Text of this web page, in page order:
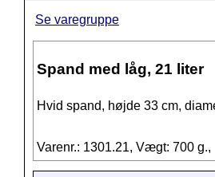
Se varegruppe
Spand med låg, 21 liter
Hvid spand, højde 33 cm,
Varenr.: 1301.21, Vægt: 700 g.,